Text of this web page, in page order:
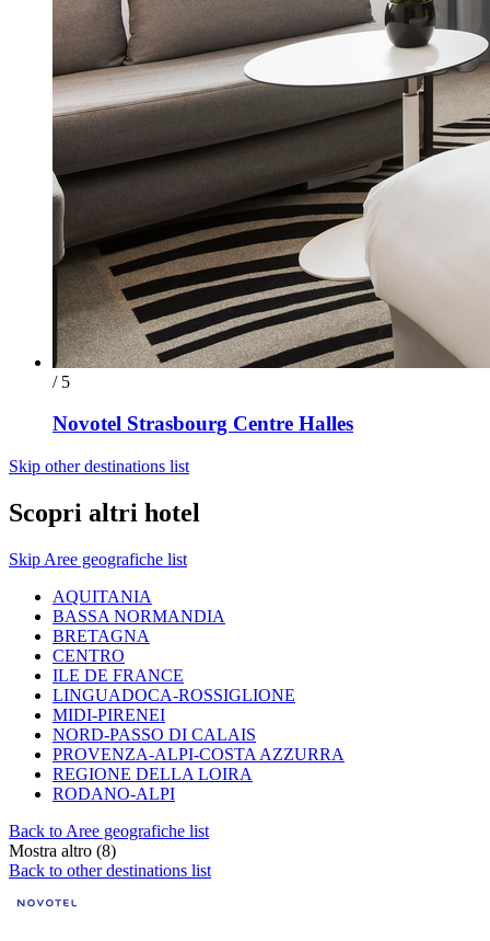
/ 5
Novotel Strasbourg Centre Halles
Skip other destinations list
Scopri altri hotel
Skip Aree geografiche list
AQUITANIA
BASSA NORMANDIA
BRETAGNA
CENTRO
ILE DE FRANCE
LINGUADOCA-ROSSIGLIONE
MIDI-PIRENEI
NORD-PASSO DI CALAIS
PROVENZA-ALPI-COSTA AZZURRA
REGIONE DELLA LOIRA
RODANO-ALPI
Back to Aree geografiche list
Mostra altro (8)
Back to other destinations list